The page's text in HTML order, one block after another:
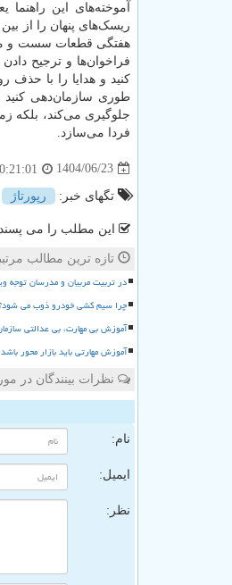
آموخته‌های این
ریسک‌های پنهان را از
هفتگی قطعات سست و
فراخوان‌ها و ترجیح
کنید و هدایا را با حذف
طوری سازمان‌دهی کنید
جلوگیری می‌کند، بلکه
فردا می‌سازد.
1404/06/23
تگهای خبر: رپورتاژ
این مطلب را می
تازه ترین مطالب
در تربیت مربیان و مدرسان توجه
چرا سیم کشی خودرو ذوب می
آموزش بی مهارت، بی عدالتی
آموزش مهارتی باید بازار محور باشد
نظرات بینندگان در
نام:
ایمیل:
نظر: